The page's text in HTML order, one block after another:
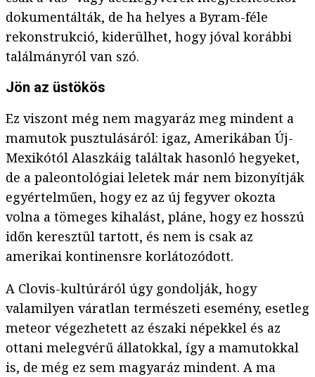
dokumentálták, de ha helyes a Byram-féle
rekonstrukció, kiderülhet, hogy jóval korábbi
találmányról van szó.
Jön az üstökös
Ez viszont még nem magyaráz meg mindent a
mamutok pusztulásáról: igaz, Amerikában Új-
Mexikótól Alaszkáig találtak hasonló hegyeket,
de a paleontológiai leletek már nem bizonyítják
egyértelműen, hogy ez az új fegyver okozta
volna a tömeges kihalást, pláne, hogy ez hosszú
időn keresztül tartott, és nem is csak az
amerikai kontinensre korlátozódott.
A Clovis-kultúráról úgy gondolják, hogy
valamilyen váratlan természeti esemény, esetleg
meteor végezhetett az északi népekkel és az
ottani melegvérű állatokkal, így a mamutokkal
is, de még ez sem magyaráz mindent. A ma